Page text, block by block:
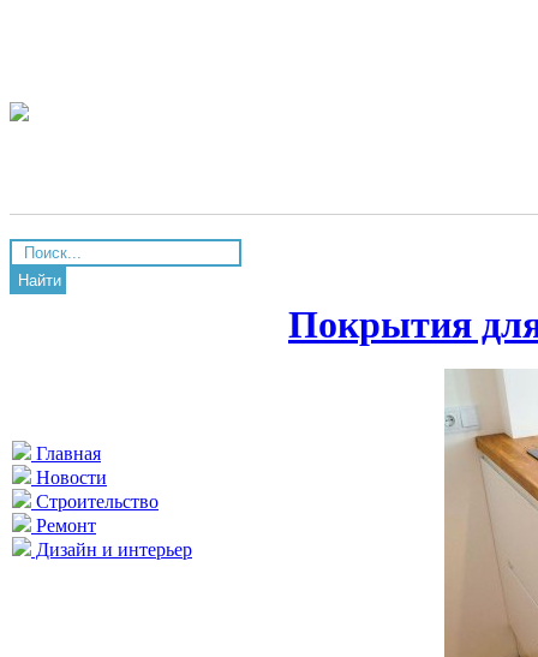
Найти
Главная
Новости
Строительство
Ремонт
Дизайн и интерьер
Покрытия